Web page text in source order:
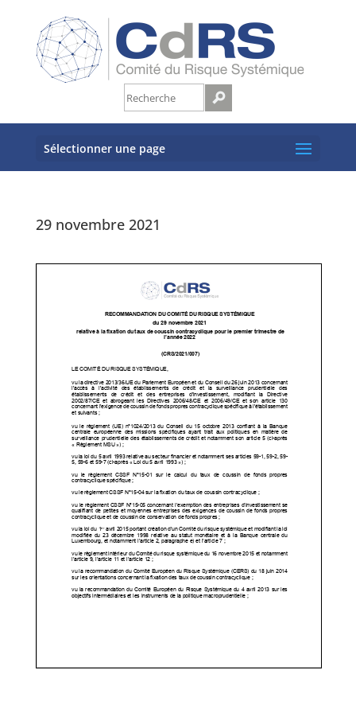
Sélectionner une page
29 novembre 2021